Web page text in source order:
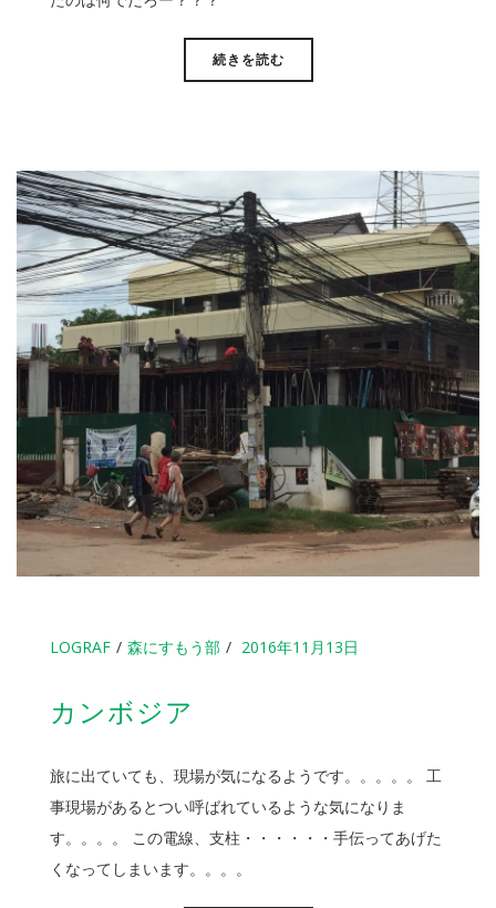
続きを読む
LOGRAF 森にすもう部 2016年11月13日
カンボジア
旅に出ていても、現場が気になるようです。。。。。 工
事現場があるとつい呼ばれているような気になりま
す。。。。 この電線、支柱・・・・・・手伝ってあげた
くなってしまいます。。。。